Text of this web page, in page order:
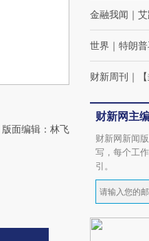
版面编辑：林飞
金融我闻 ｜
世界 ｜ 特朗
财新周刊 ｜
财新网主
财新网新闻
写，每个工
引。